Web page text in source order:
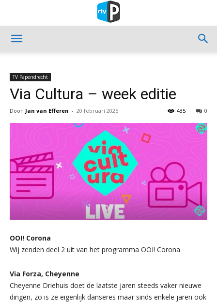
TV Papendrecht
Via Cultura – week editie
Door Jan van Efferen - 20 februari 2025 0
435
OOI! Corona
Wij zenden deel 2 uit van het programma OOI! Corona
Via Forza, Cheyenne
Cheyenne Driehuis doet de laatste jaren steeds vaker nieuwe
dingen, zo is ze eigenlijk danseres maar sinds enkele jaren ook